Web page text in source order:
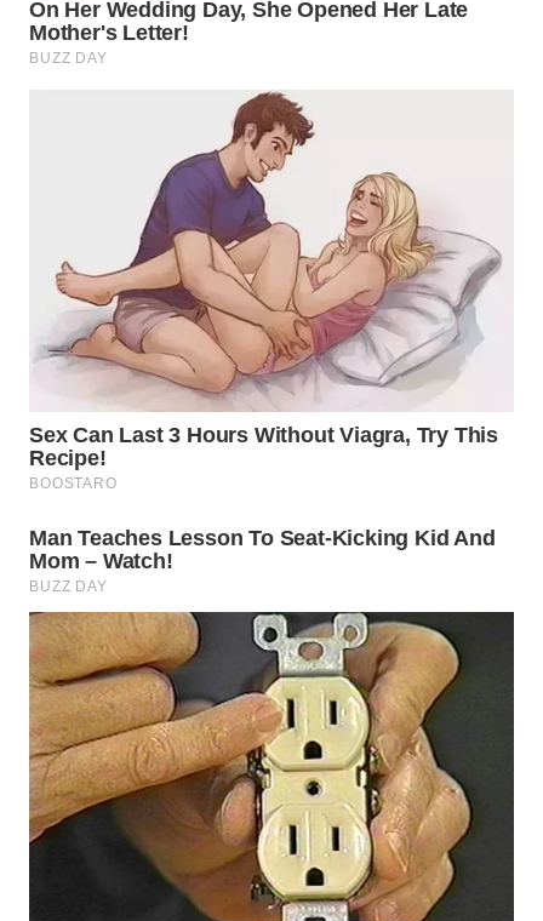
WN
TANJUNG
SIMALUNGUN
WN
LABUHANBATU
WN
TAPANULI
TENGAH
SERDANG
WN
TEBING
TINGGI
WN
PAKPAK
WN
KARAWANG